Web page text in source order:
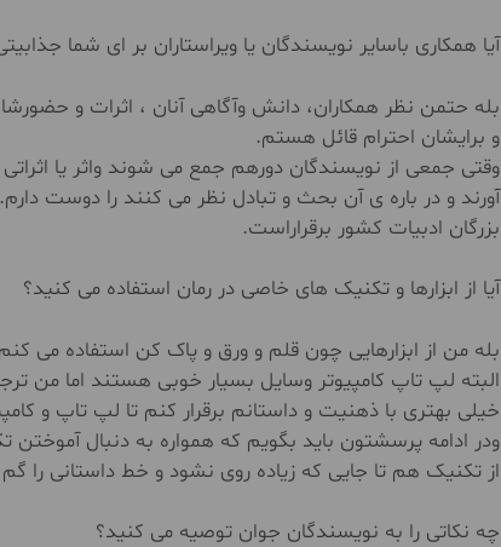
آیا همکاری باسایر نویسندگان یا ویراستاران بر ای شما
بله حتمن نظر همکاران، دانش وآگاهی آنان ، اثرات و
و برایشان احترام قائل هستم.
وقتی جمعی از نویسندگان دورهم جمع می شوند واثر یا
آورند و در باره ی آن بحث و تبادل نظر می کنند را دوست
بزرگان ادبیات کشور برقراراست.
آیا از ابزارها و تکنیک های خاصی در رمان استفاده می کنید؟
بله من از ابزارهایی چون قلم و ورق و پاک کن استفاده می
البته لپ تاپ کامپیوتر وسایل بسیار خوبی هستند اما من
خیلی بهتری با ذهنیت و داستانم برقرار کنم تا لپ تاپ و
ودر ادامه پرسشتون باید بگویم که همواره به دنبال
از تکنیک هم تا جایی که زیاده روی نشود و خط داستانی را
چه نکاتی را به نویسندگان جوان توصیه می کنید؟